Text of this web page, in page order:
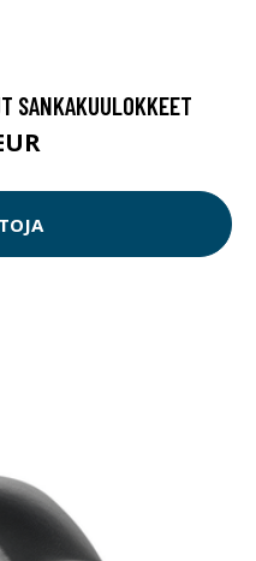
SANKAKUULOKKEET